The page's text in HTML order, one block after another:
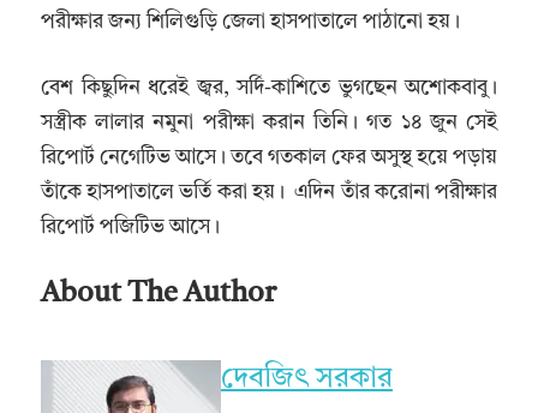
পরীক্ষার জন্য শিলিগুড়ি জেলা হাসপাতালে পাঠানো হয়।
বেশ কিছুদিন ধরেই জ্বর, সর্দি-কাশিতে ভুগছেন অশোকবাবু।
সস্ত্রীক লালার নমুনা পরীক্ষা করান তিনি। গত ১৪ জুন সেই
রিপোর্ট নেগেটিভ আসে। তবে গতকাল ফের অসুস্থ হয়ে পড়ায়
তাঁকে হাসপাতালে ভর্তি করা হয়। এদিন তাঁর করোনা পরীক্ষার
রিপোর্ট পজিটিভ আসে।
About The Author
দেবজিৎ সরকার